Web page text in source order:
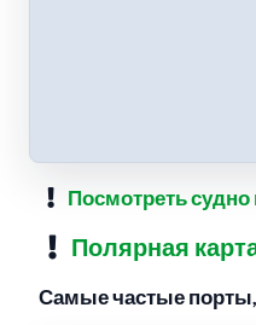
Посмотреть судно
Полярная
Самые частые порты,